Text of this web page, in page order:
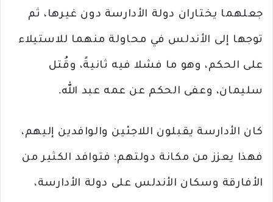
جعلهما يختاران دولة الأدارسة دون غيرها، ثم
توجها إلى الأندلس في محاولة منهما للاستيلاء
على الحكم، وهو ما فشلا فيه ثانيةً، وقُتل
سليمان، وعفى الحكم عن عمه عبد الله.
كان الأدارسة يقبلون اللاجئين والوافدين إليهم،
فهذا يعزز من مكانة دولتهم؛ فتوافد الكثير من
الأفارقة وسكان الأندلس على دولة الأدارسة،